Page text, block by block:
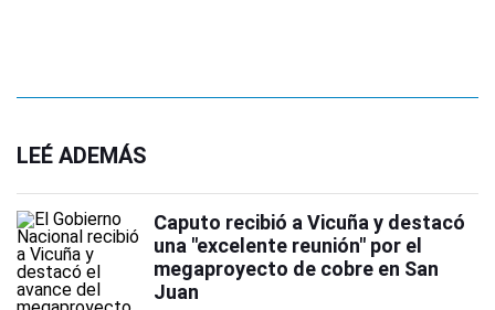
LEÉ ADEMÁS
Caputo recibió a Vicuña y destacó
una "excelente reunión" por el
megaproyecto de cobre en San
Juan